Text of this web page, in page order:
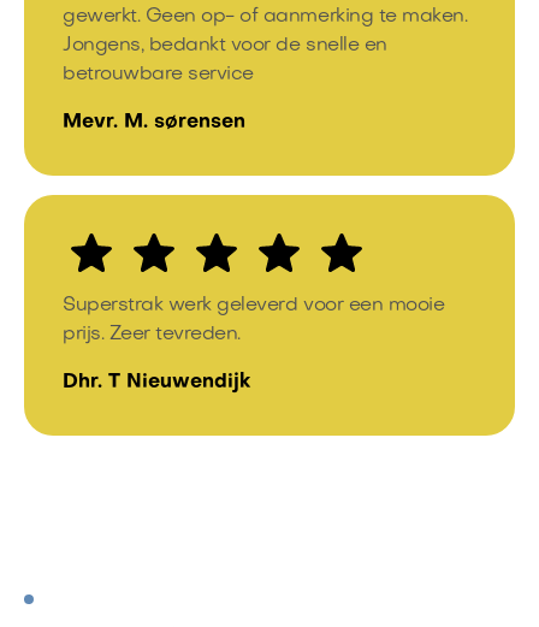
gewerkt. Geen op- of aanmerking te maken.
Jongens, bedankt voor de snelle en
betrouwbare service
Mevr. M. sørensen
Superstrak werk geleverd voor een mooie
prijs. Zeer tevreden.
Dhr. T Nieuwendijk